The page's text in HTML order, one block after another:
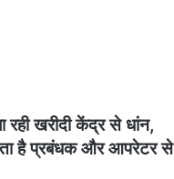
रही खरीदी केंद्र से धांन,
है प्रबंधक और आपरेटर से